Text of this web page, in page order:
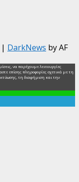
| DarkNews by AF
να παρέχουμε λειτουργίες
επίσης πληροφορίες σχετικά με τη
τη διαφήμιση και την